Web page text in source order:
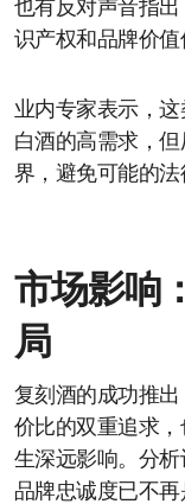
也有反对声音指
识产权和品牌价值
业内专家表示，
白酒的高需求，
界，避免可能的法
市场影响
局
复刻酒的成功推
价比的双重追求
生深远影响。分析
品牌忠诚度已不